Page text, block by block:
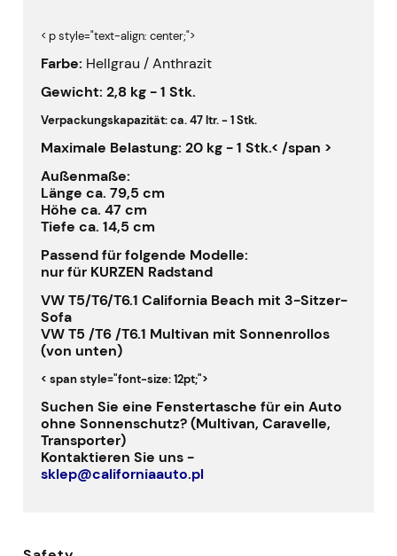
< p style="text-align: center;">
Farbe: Hellgrau / Anthrazit
Gewicht: 2,8 kg - 1 Stk.
Verpackungskapazität:ca. 47 ltr. - 1 Stk.
Maximale Belastung: 20 kg - 1 Stk.< /span >
Außenmaße:
Länge ca. 79,5 cm
Höhe ca. 47 cm
Tiefe ca. 14,5 cm
Passend für folgende Modelle:
nur für KURZEN Radstand
VW T5/T6/T6.1 California Beach mit 3-Sitzer-
Sofa
VW T5 /T6 /T6.1 Multivan mit Sonnenrollos
(von unten)
< span style="font-size: 12pt;">
Suchen Sie eine Fenstertasche für ein Auto
ohne Sonnenschutz? (Multivan, Caravelle,
Transporter)
Kontaktieren Sie uns -
sklep@californiaauto.pl